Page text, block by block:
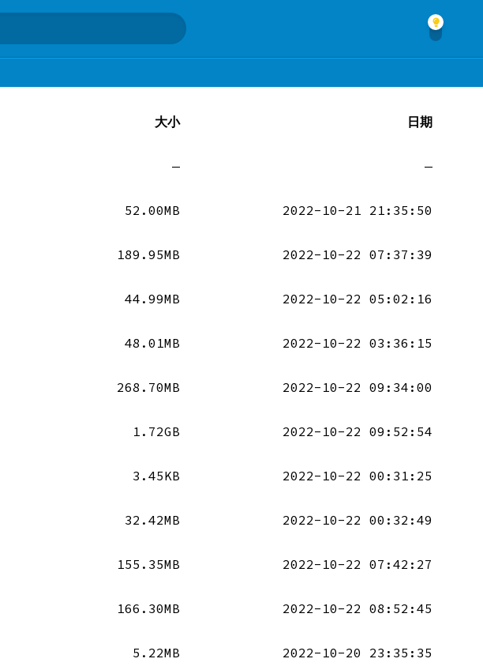
大小 日期
— —
52.00MB 2022-10-21 21:35:50
189.95MB 2022-10-22 07:37:39
44.99MB 2022-10-22 05:02:16
48.01MB 2022-10-22 03:36:15
268.70MB 2022-10-22 09:34:00
1.72GB 2022-10-22 09:52:54
3.45KB 2022-10-22 00:31:25
32.42MB 2022-10-22 00:32:49
155.35MB 2022-10-22 07:42:27
166.30MB 2022-10-22 08:52:45
5.22MB 2022-10-20 23:35:35